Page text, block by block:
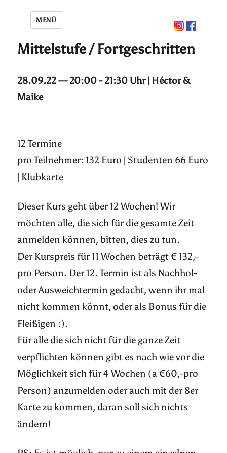
MENÜ
Mittelstufe / Fortgeschritten
28.09.22 — 20:00 - 21:30 Uhr | Héctor &
Maike
12 Termine
pro Teilnehmer: 132 Euro | Studenten 66 Euro
| Klubkarte
Dieser Kurs geht über 12 Wochen! Wir
möchten alle, die sich für die gesamte Zeit
anmelden können, bitten, dies zu tun.
Der Kurspreis für 11 Wochen beträgt € 132,-
pro Person. Der 12. Termin ist als Nachhol-
oder Ausweichtermin gedacht, wenn ihr mal
nicht kommen könnt, oder als Bonus für die
Fleißigen :).
Für alle die sich nicht für die ganze Zeit
verpflichten können gibt es nach wie vor die
Möglichkeit sich für 4 Wochen (a €60,-pro
Person) anzumelden oder auch mit der 8er
Karte zu kommen, daran soll sich nichts
ändern!